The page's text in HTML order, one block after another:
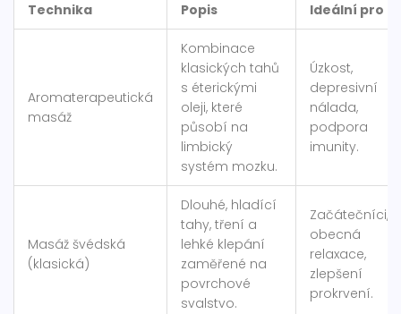
Technika Popis Ideální pro
Aromaterapeutická
masáž
Kombinace
klasických tahů
s éterickými
oleji, které
působí na
limbický
systém mozku.
Úzkost,
depresivní
nálada,
podpora
imunity.
Masáž švédská
(klasická)
Dlouhé, hladící
tahy, tření a
lehké klepání
zaměřené na
povrchové
svalstvo.
Začátečníci,
obecná
relaxace,
zlepšení
prokrvení.